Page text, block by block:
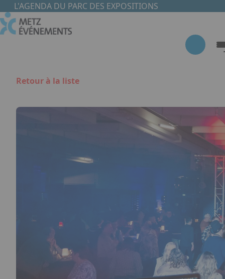
Aller au contenu principal
L'AGENDA DU PARC DES EXPOSITIONS
Retour à la liste
Panneau de gestion des cookies